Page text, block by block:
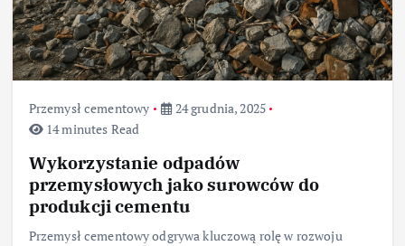
Przemysł cementowy
24 grudnia, 2025
14 minutes Read
Wykorzystanie odpadów
przemysłowych jako surowców do
produkcji cementu
Przemysł cementowy odgrywa kluczową rolę w rozwoju